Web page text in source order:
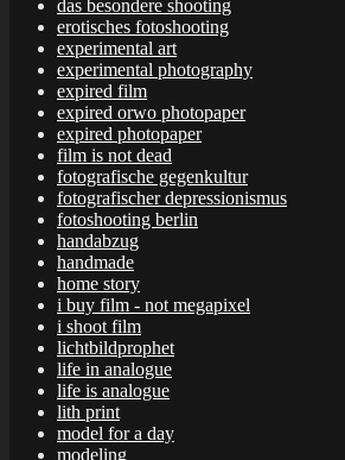
das besondere shooting
erotisches fotoshooting
experimental art
experimental photography
expired film
expired orwo photopaper
expired photopaper
film is not dead
fotografische gegenkultur
fotografischer depressionismus
fotoshooting berlin
handabzug
handmade
home story
i buy film - not megapixel
i shoot film
lichtbildprophet
life in analogue
life is analogue
lith print
model for a day
modeling